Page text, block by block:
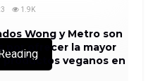
1.9K
Wong y Metro son
por ofrecer la mayor
productos veganos en